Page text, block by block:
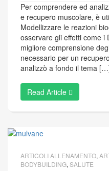
Per comprendere ed
e recupero muscolare, è
Modellizzare le reazioni
osservare gli effetti come i
migliore comprensione
necessario per un
analizzò a fondo il tema
Read Article
ARTICOLI ALLENAMENTO,
BODYBUILDING,SALUTE